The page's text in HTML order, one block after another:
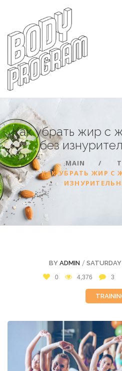
Как убрать жир с
без
MAIN
КАК УБРАТЬ ЖИР С
BY ADMIN /
0 4,376 3